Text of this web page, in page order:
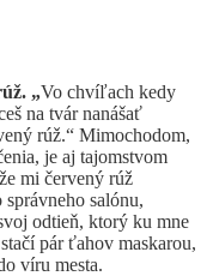
„Vo chvíľach kedy
na tvár nanášať
rúž.“ Mimochodom,
je aj tajomstvom
mi červený rúž
salónu,
odtieň, ktorý ku mne
pár ťahov maskarou,
víru mesta.